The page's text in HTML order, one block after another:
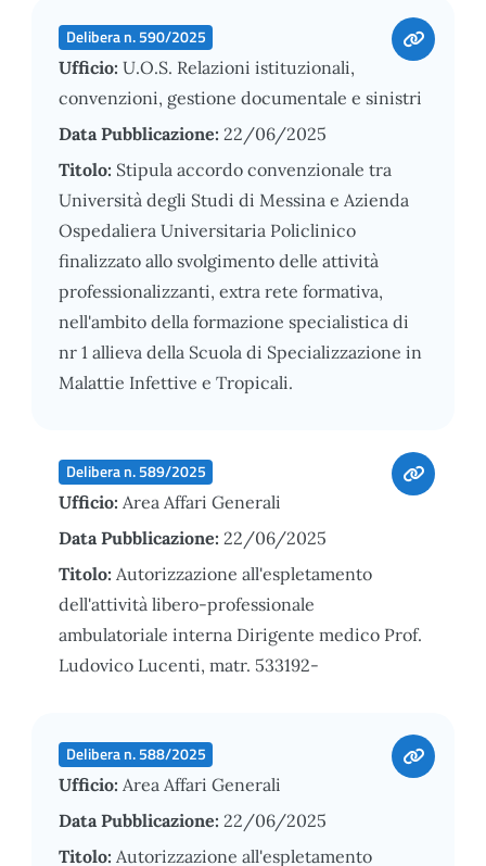
Delibera n. 590/2025
Ufficio: U.O.S. Relazioni istituzionali,
convenzioni, gestione documentale e sinistri
Data Pubblicazione: 22/06/2025
Titolo: Stipula accordo convenzionale tra
Università degli Studi di Messina e Azienda
Ospedaliera Universitaria Policlinico
finalizzato allo svolgimento delle attività
professionalizzanti, extra rete formativa,
nell'ambito della formazione specialistica di
nr 1 allieva della Scuola di Specializzazione in
Malattie Infettive e Tropicali.
Delibera n. 589/2025
Ufficio: Area Affari Generali
Data Pubblicazione: 22/06/2025
Titolo: Autorizzazione all'espletamento
dell'attività libero-professionale
ambulatoriale interna Dirigente medico Prof.
Ludovico Lucenti, matr. 533192-
Delibera n. 588/2025
Ufficio: Area Affari Generali
Data Pubblicazione: 22/06/2025
Titolo: Autorizzazione all'espletamento